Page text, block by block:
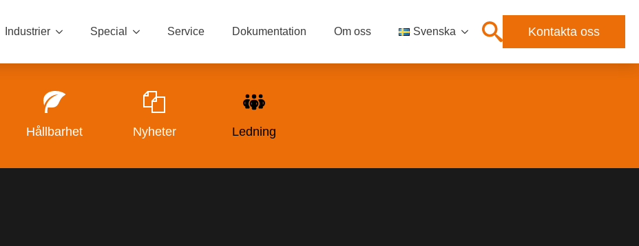
Industrier Special Service Dokumentation Om oss Svenska Kontakta oss
Hållbarhet Nyheter Ledning